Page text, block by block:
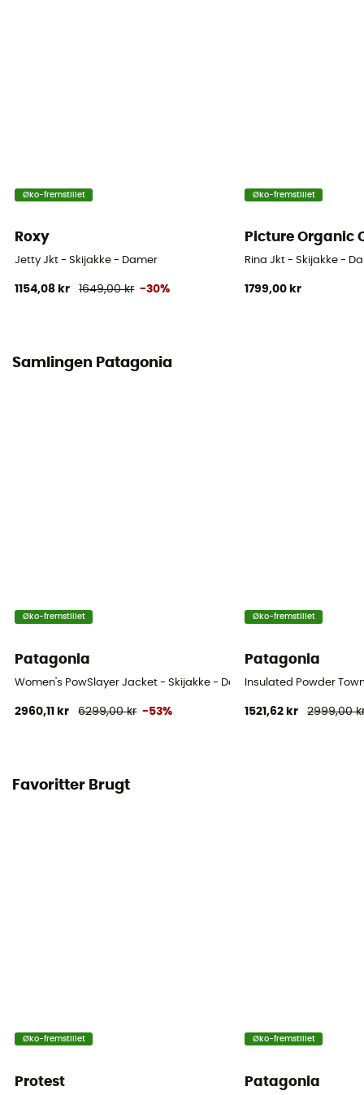
4 fickor
Materiale
Nylon
RECCO® reflekser
Øko-fremstillet
Roxy
Jetty Jkt - Skijakke - Damer
1154,08 kr 1649,00 kr -30%
Øko-fremstillet
Picture Organic
Rina Jkt - Skijakke -
1799,00 kr
Samlingen Patagonia
Øko-fremstillet
Patagonia
Women's PowSlayer Jacket - Skijakke - Damer
2960,11 kr 6299,00 kr -53%
Øko-fremstillet
Patagonia
Insulated Powder
1521,62 kr 2999,00
Favoritter Brugt
Øko-fremstillet
Protest
Øko-fremstillet
Patagonia